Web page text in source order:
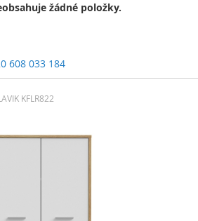
žádné položky.
608 033 184
KFLR822